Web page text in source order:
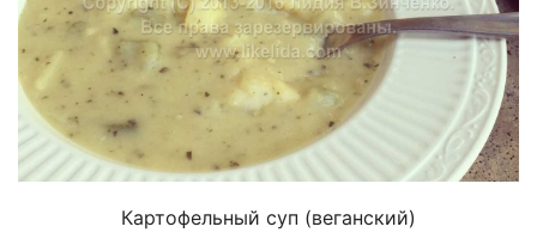
Картофельный суп (веганский)